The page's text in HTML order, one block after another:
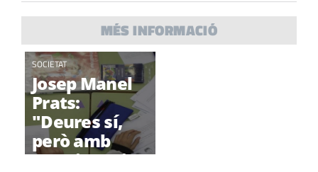
MÉS INFORMACIÓ
SOCIETAT
Josep Manel
Prats:
"Deures sí,
però amb
seny i sentit